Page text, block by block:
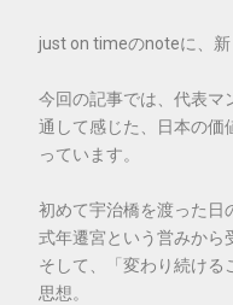
just on timeのnoteに、新
今回の記事では、代表マ
通して感じた、日本の価
っています。
初めて宇治橋を渡った日
式年遷宮という営みから
そして、「変わり続ける
思想。